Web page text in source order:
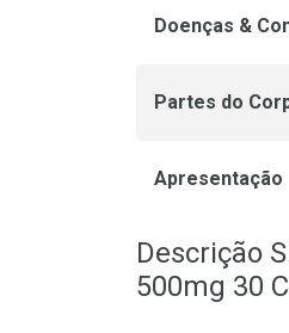
Doenças &
Partes do
Apresentação
Descrição
500mg 30